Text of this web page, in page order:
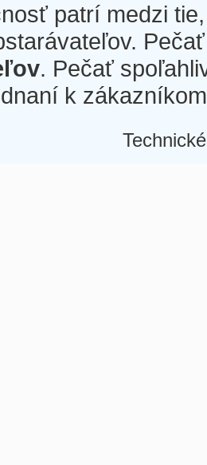
patrí medzi
. Pečať
k